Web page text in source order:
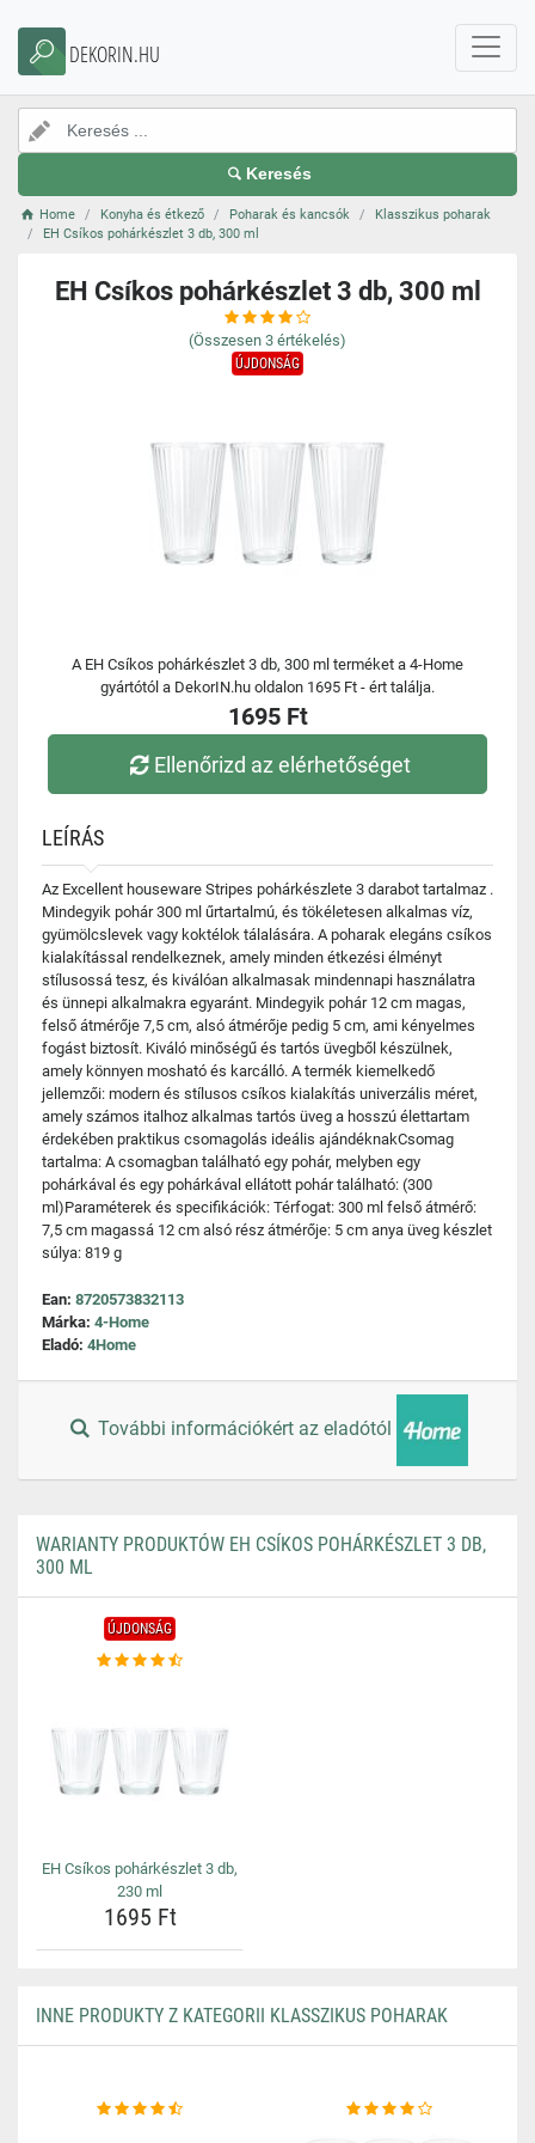
DEKORIN.HU
Keresés
Home Konyha és étkező Poharak és kancsók
Klasszikus poharak
EH Csíkos pohárkészlet 3 db, 300 ml
EH Csíkos pohárkészlet 3 db, 300 ml
(Összesen 3 értékelés)
ÚJDONSÁG
A EH Csíkos pohárkészlet 3 db, 300 ml terméket a 4-Home
gyártótól a DekorIN.hu oldalon 1695 Ft - ért találja.
1695 Ft
Ellenőrizd az elérhetőséget
LEÍRÁS
Az Excellent houseware Stripes pohárkészlete 3 darabot tartalmaz .
Mindegyik pohár 300 ml űrtartalmú, és tökéletesen alkalmas víz,
gyümölcslevek vagy koktélok tálalására. A poharak elegáns csíkos
kialakítással rendelkeznek, amely minden étkezési élményt
stílusossá tesz, és kiválóan alkalmasak mindennapi használatra
és ünnepi alkalmakra egyaránt. Mindegyik pohár 12 cm magas,
felső átmérője 7,5 cm, alsó átmérője pedig 5 cm, ami kényelmes
fogást biztosít. Kiváló minőségű és tartós üvegből készülnek,
amely könnyen mosható és karcálló. A termék kiemelkedő
jellemzői: modern és stílusos csíkos kialakítás univerzális méret,
amely számos italhoz alkalmas tartós üveg a hosszú élettartam
érdekében praktikus csomagolás ideális ajándéknakCsomag
tartalma: A csomagban található egy pohár, melyben egy
pohárkával és egy pohárkával ellátott pohár található: (300
ml)Paraméterek és specifikációk: Térfogat: 300 ml felső átmérő:
7,5 cm magassá 12 cm alsó rész átmérője: 5 cm anya üveg készlet
súlya: 819 g
Ean: 8720573832113
Márka: 4-Home
Eladó: 4Home
További információkért az eladótól
WARIANTY PRODUKTÓW EH CSÍKOS POHÁRKÉSZLET 3 DB,
300 ML
ÚJDONSÁG
EH Csíkos pohárkészlet 3 db,
230 ml
1695 Ft
INNE PRODUKTY Z KATEGORII KLASSZIKUS POHARAK